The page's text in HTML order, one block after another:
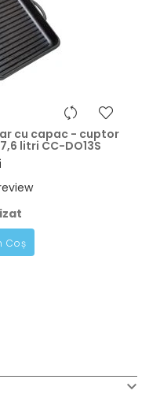
cu capac - cuptor
litri CC-DO13S
Coș
